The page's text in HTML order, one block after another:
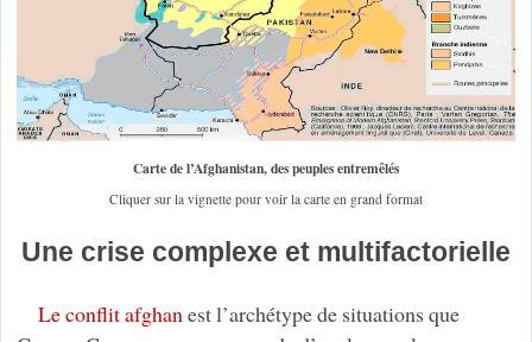
Carte de l’Afghanistan, des peuples entremêlés
Cliquer sur la vignette pour voir la carte en grand format
Une crise complexe et multifactorielle
Le conflit afghan est l’archétype de situations que